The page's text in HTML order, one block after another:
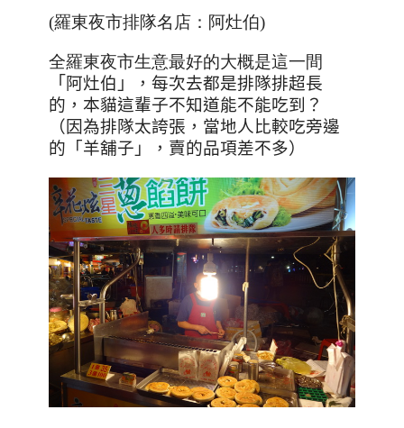
(羅東夜市排隊名店：阿灶伯)
全羅東夜市生意最好的大概是這一間
「 阿灶伯 」
，每次去都是排隊排超長
的，本貓這輩子不知道能不能吃到？
（因為排隊太誇張，當地人比較吃旁邊
的「羊舖子」，賣的品項差不多）